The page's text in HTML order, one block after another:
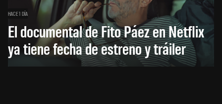
HACE 1 DÍA
El documental de Fito Páez en Netflix
ya tiene fecha de estreno y tráiler